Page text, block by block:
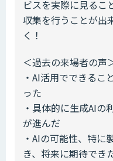
ビスを実際に見るこ
収集を行うことが出
く！
＜過去の来場者の声
・AI活用でできるこ
った
・具体的に生成AIの
が進んだ
・AIの可能性、特に
き、将来に期待でき